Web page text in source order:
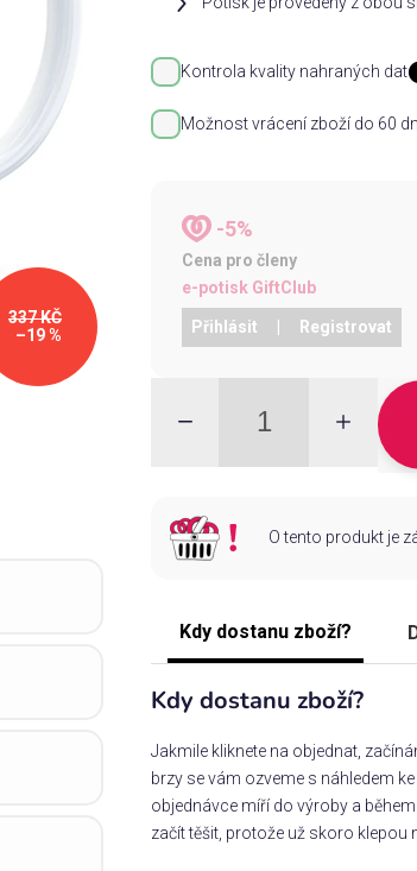
Kontrola kvality nahraných dat
Možnost vrácení zboží do 60
-5%
Cena pro členy
e-potisk GiftClub
Přihlásit Registrovat
O tento produkt je
Kdy dostanu zboží?
Kdy dostanu zboží?
Jakmile kliknete na objednat,
brzy se vám ozveme s náhledem
objednávce míří do výroby a
začít těšit, protože už skoro klepou
337 KČ
–19 %